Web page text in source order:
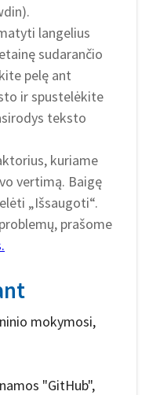
langelius
sudarančio
pelę ant
ir spustelėkite
teksto
kuriame
vertimą. Baigę
„Išsaugoti“.
prašome
mokymosi,
"GitHub",